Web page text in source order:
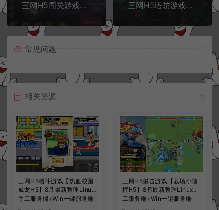
三网H5闯关游戏【火柴人龙拳H5】11月最新整理Linux手工服务端+Win一键服务端+逆向前端源码+解压即玩+简易安卓客户端+详细搭建教程
三网H5塔防游戏【合成与战斗H5】11月最新整理Linux手工服务端+Win一键服务端+逆向前端源码+解压即玩+简易安卓客户端+详细搭建教程
常见问题
相关资源
三网H5格斗游戏【热血校园
威龙H5】8月最新整理Linux
手工服务端+Win一键服务端
+解压即玩+简易安卓客户端
三网H5射击游戏【战场小指
挥H5】8月最新整理Linux手
工服务端+Win一键服务端
+解压即玩+简易安卓客户端